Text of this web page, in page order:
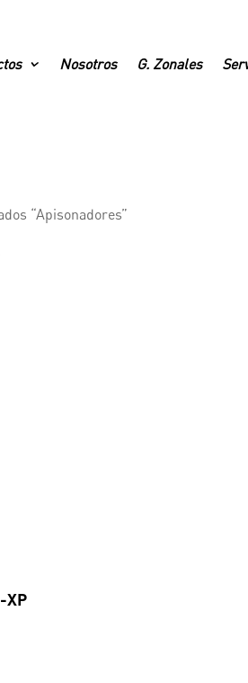
Nosotros G. Zonales
“Apisonadores”
XP